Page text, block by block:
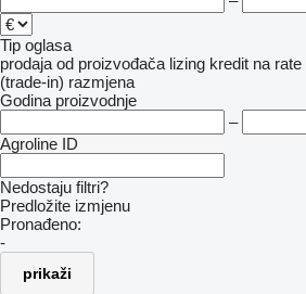
Tip oglasa
prodaja od proizvođača lizing kredit na rate
(trade-in) razmjena
Godina proizvodnje
–
Agroline ID
Nedostaju filtri?
Predložite izmjenu
Pronađeno:
-
prikaži